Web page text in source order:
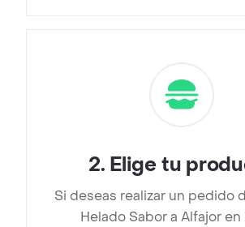
2. Elige tu
Si deseas realizar un pedido
Helado Sabor a Alfajor en